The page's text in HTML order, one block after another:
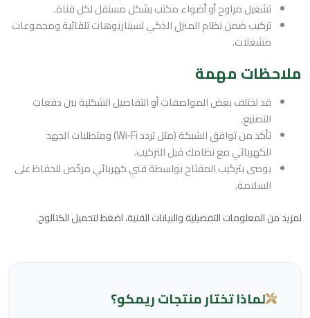
تشغيل مراوح أو أضواء مكتب بشكل مستقل لكل قناة.
تركيب ضمن نظام المنزل الذكي لسيناريوهات تلقائية ومجموعات
مشغلات.
ملاحظات مهمة
قد تختلف بعض المواصفات أو التفاصيل الشكلية بين دفعات
التصنيع.
تأكد من توافق الشبكة (مثل تردد Wi‑Fi) ومتطلبات الجهد
الكهربائي مع نظامك قبل التركيب.
يوصى بتركيب المفتاح بواسطة فني كهربائي مرخّص للحفاظ على
السلامة.
لمزيد من المعلومات التفصيلية والبيانات الفنية، اضغط لتحميل الكتالوج.
لماذا تختار منتجات ريمكو؟